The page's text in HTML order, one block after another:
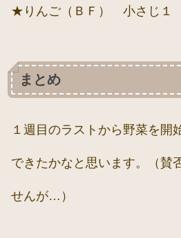
★りんご（ＢＦ） 小さじ１
まとめ
１週目のラストから野菜を開
できたかなと思います。（賛
せんが…）